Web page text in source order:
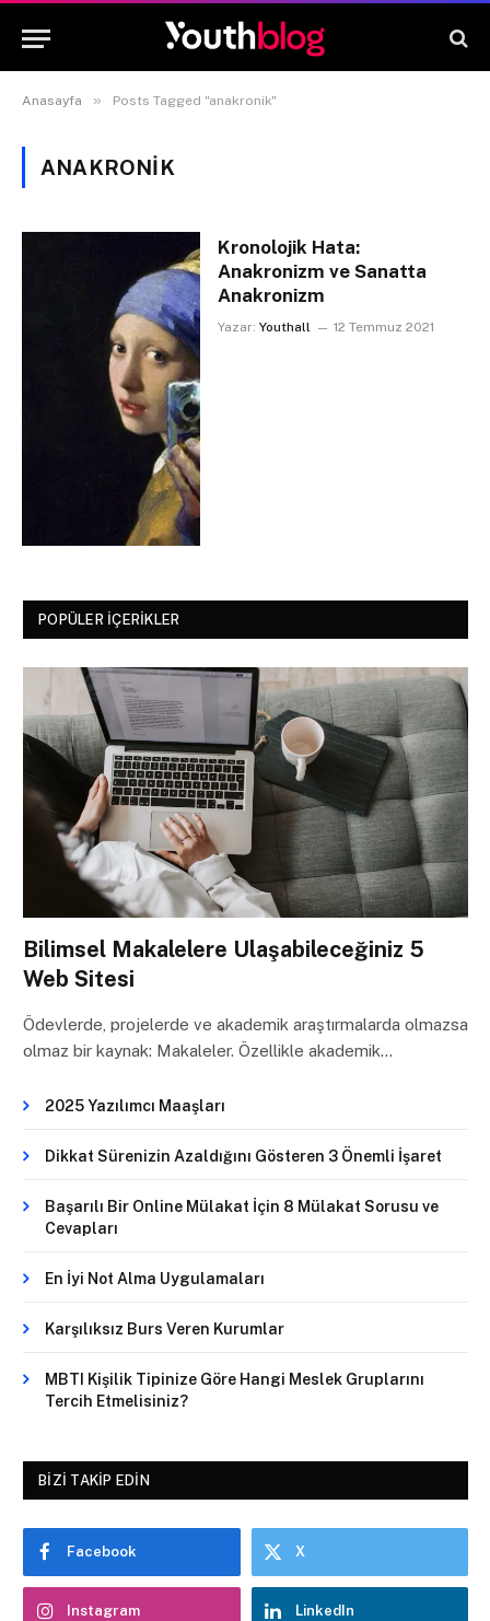
Anasayfa » Posts Tagged "anakronik"
ANAKRONIK
Kronolojik Hata:
Anakronizm ve Sanatta
Anakronizm
Yazar: Youthall 12 Temmuz 2021
POPÜLER İÇERIKLER
Bilimsel Makalelere Ulaşabileceğiniz 5
Web Sitesi
Ödevlerde, projelerde ve akademik araştırmalarda olmazsa
olmaz bir kaynak: Makaleler. Özellikle akademik…
2025 Yazılımcı Maaşları
Dikkat Sürenizin Azaldığını Gösteren 3 Önemli İşaret
Başarılı Bir Online Mülakat İçin 8 Mülakat Sorusu ve
Cevapları
En İyi Not Alma Uygulamaları
Karşılıksız Burs Veren Kurumlar
MBTI Kişilik Tipinize Göre Hangi Meslek Gruplarını
Tercih Etmelisiniz?
BIZI TAKIP EDIN
Facebook X
Instagram LinkedIn